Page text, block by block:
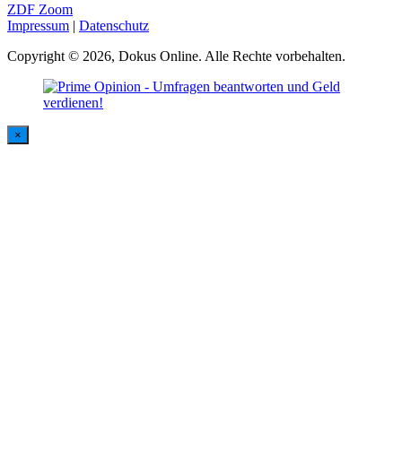
ZDF Zoom
Impressum | Datenschutz
Copyright © 2026, Dokus Online. Alle Rechte vorbehalten.
×